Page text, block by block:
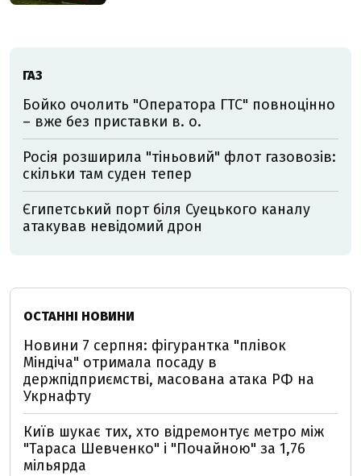
ГАЗ
Бойко очолить "Оператора ГТС" повноцінно
– вже без приставки в. о.
Росія розширила "тіньовий" флот газовозів:
скільки там суден тепер
Єгипетський порт біля Суецького каналу
атакував невідомий дрон
ОСТАННІ НОВИНИ
Новини 7 серпня: фігурантка "плівок
Міндіча" отримала посаду в
держпідприємстві, масована атака РФ на
Укрнафту
Київ шукає тих, хто відремонтує метро між
"Тараса Шевченко" і "Почайною" за 1,76
мільярда